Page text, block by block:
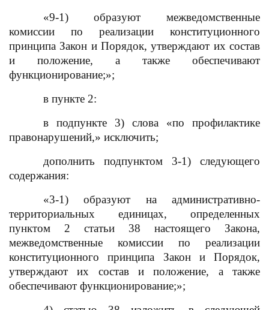
«9-1) образуют межведомственные
комиссии по реализации конституционного
принципа Закон и Порядок, утверждают их состав
и положение, а также обеспечивают
функционирование;»;
в пункте 2:
в подпункте 3) слова «по профилактике
правонарушений,» исключить;
дополнить подпунктом 3-1) следующего
содержания:
«3-1) образуют на административно-
территориальных единицах, определенных
пунктом 2 статьи 38 настоящего Закона,
межведомственные комиссии по реализации
конституционного принципа Закон и Порядок,
утверждают их состав и положение, а также
обеспечивают функционирование;»;